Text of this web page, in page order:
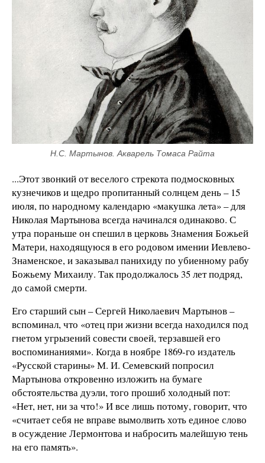
Н.С. Мартынов. Акварель Томаса Райта
...Этот звонкий от веселого стрекота подмосковных
кузнечиков и щедро пропитанный солнцем день – 15
июля, по народному календарю «макушка лета» – для
Николая Мартынова всегда начинался одинаково. С
утра пораньше он спешил в церковь Знамения Божьей
Матери, находящуюся в его родовом имении Иевлево-
Знаменское, и заказывал панихиду по убиенному рабу
Божьему Михаилу. Так продолжалось 35 лет подряд,
до самой смерти.
Его старший сын – Сергей Николаевич Мартынов –
вспоминал, что «отец при жизни всегда находился под
гнетом угрызений совести своей, терзавшей его
воспоминаниями». Когда в ноябре 1869-го издатель
«Русской старины» М. И. Семевский попросил
Мартынова откровенно изложить на бумаге
обстоятельства дуэли, того прошиб холодный пот:
«Нет, нет, ни за что!» И все лишь потому, говорит, что
«считает себя не вправе вымолвить хоть единое слово
в осуждение Лермонтова и набросить малейшую тень
на его память».